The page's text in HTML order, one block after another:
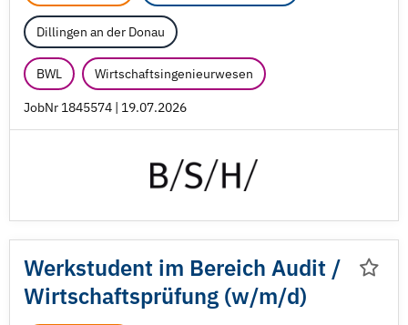
Dillingen an der Donau
BWL Wirtschaftsingenieurwesen
JobNr 1845574 | 19.07.2026
Werkstudent im Bereich Audit /
Wirtschaftsprüfung (w/m/d)